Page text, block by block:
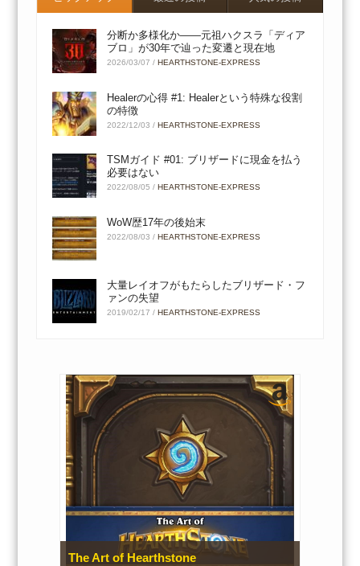
分断か多様化か――元祖ハクスラ「ディア
ブロ」が30年で辿った変遷と現在地
2026/03/07 /HEARTHSTONE-EXPRESS
Healerの心得 #1: Healerという特殊な役割
の特徴
2022/12/03 /HEARTHSTONE-EXPRESS
TSMガイド #01: ブリザードに現金を払う
必要はない
2022/08/05 / HEARTHSTONE-EXPRESS
WoW歴17年の後始末
2022/08/03 /HEARTHSTONE-EXPRESS
大量レイオフがもたらしたブリザード・フ
ァンの失望
2019/02/17 /HEARTHSTONE-EXPRESS
The Art of Hearthstone